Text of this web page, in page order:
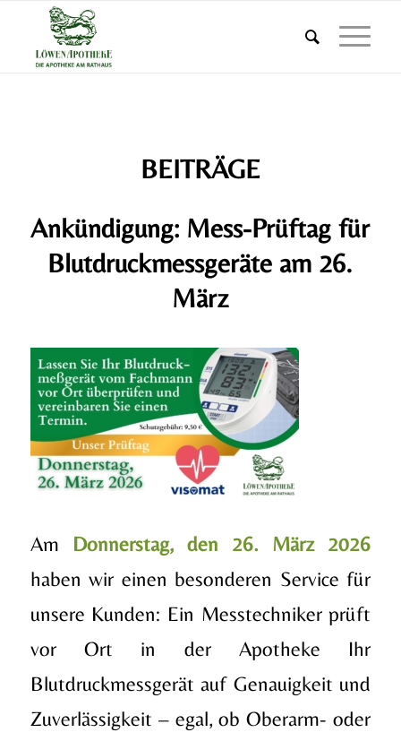
BEITRÄGE
Ankündigung: Mess-Prüftag für
Blutdruckmessgeräte am 26.
März
Am Donnerstag, den 26. März 2026
haben wir einen besonderen Service für
unsere Kunden: Ein Messtechniker prüft
vor Ort in der Apotheke Ihr
Blutdruckmessgerät auf Genauigkeit und
Zuverlässigkeit – egal, ob Oberarm- oder